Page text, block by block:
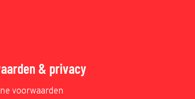
& privacy
voorwaarden